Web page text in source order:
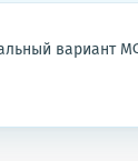
вариант